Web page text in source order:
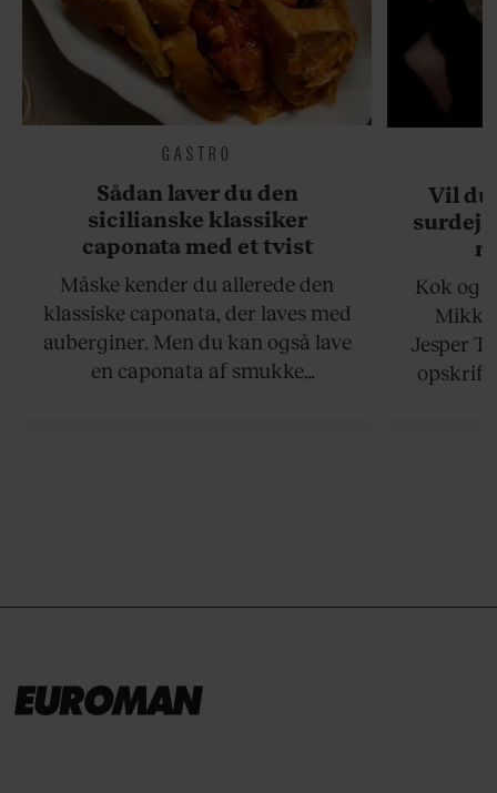
GASTRO
Sådan laver du den
sicilianske klassiker
caponata med et tvist
Måske kender du allerede den
klassiske caponata, der laves med
auberginer. Men du kan også lave
en caponata af smukke
Vil du
Kok og
Jesper
opskrift